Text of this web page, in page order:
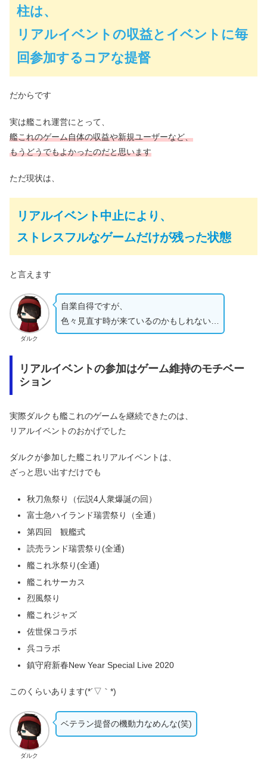
柱は、
リアルイベントの収益とイベントに毎
回参加するコアな提督
だからです
実は艦これ運営にとって、
艦これのゲーム自体の収益や新規ユーザーなど、
もうどうでもよかったのだと思います
ただ現状は、
リアルイベント中止により、
ストレスフルなゲームだけが残った状態
と言えます
ダルク
自業自得ですが、
色々見直す時が来ているのかもしれない…
リアルイベントの参加はゲーム維持のモチベー
ション
実際ダルクも艦これのゲームを継続できたのは、
リアルイベントのおかげでした
ダルクが参加した艦これリアルイベントは、
ざっと思い出すだけでも
秋刀魚祭り（伝説4人衆爆誕の回）
富士急ハイランド瑞雲祭り（全通）
第四回 観艦式
読売ランド瑞雲祭り(全通)
艦これ氷祭り(全通)
艦これサーカス
烈風祭り
艦これジャズ
佐世保コラボ
呉コラボ
鎮守府新春New Year Special Live 2020
このくらいあります(*´▽｀*)
ダルク
ベテラン提督の機動力なめんな(笑)